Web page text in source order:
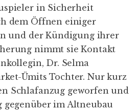
in Sicherheit
dem Öffnen einiger
und der Kündigung ihrer
nimmt sie Kontakt
Dr. Selma
Ümits Tochter. Nur kurz
Schlafanzug geworfen und
gegenüber im Altneubau